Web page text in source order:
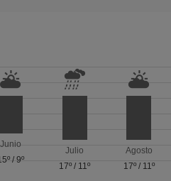
Junio
/ 9º
Julio
17º / 11º
Agosto
17º/ 11º